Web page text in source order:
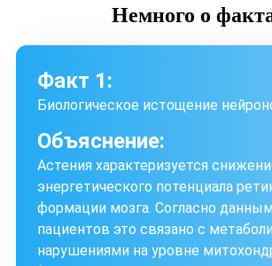
Немного о
Факт 1:
Биологическое истощение
Объяснение:
Астения характеризуется
энергетического потенциала
формации мозга. Согласно
пациентов это связано с
нарушениями на уровне